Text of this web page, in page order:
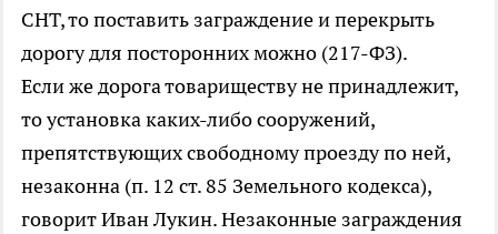
СНТ, то поставить заграждение и перекрыть
дорогу для посторонних можно (217-ФЗ).
Если же дорога товариществу не принадлежит,
то установка каких-либо сооружений,
препятствующих свободному проезду по ней,
незаконна (п. 12 ст. 85 Земельного кодекса),
говорит Иван Лукин. Незаконные заграждения